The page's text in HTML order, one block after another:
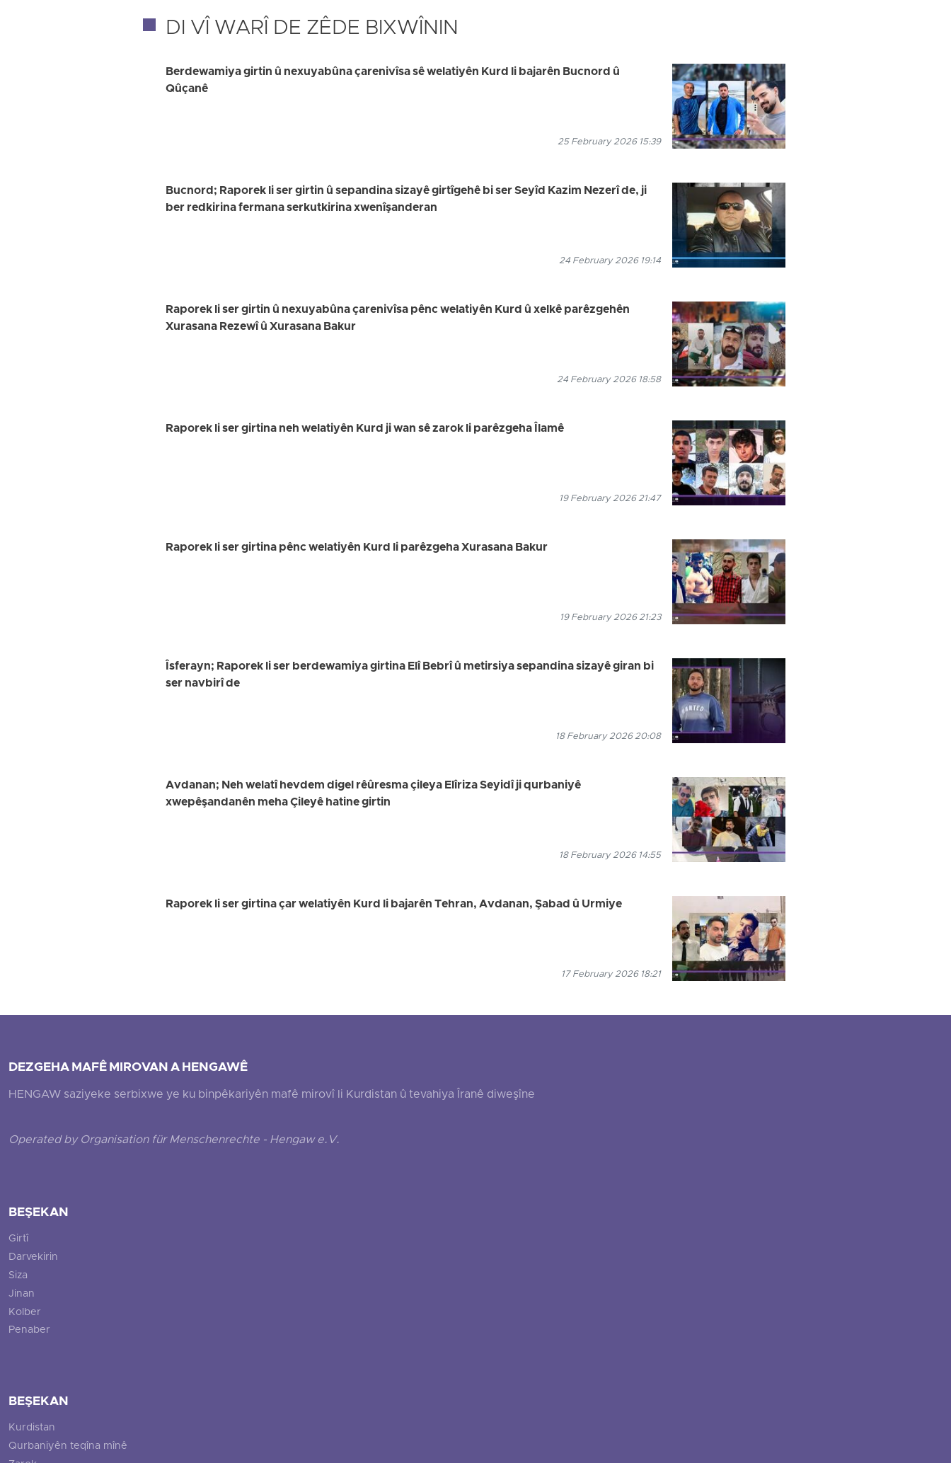
DI VÎ WARÎ DE ZÊDE BIXWÎNIN
Berdewamiya girtin û nexuyabûna çarenivîsa sê welatiyên Kurd li bajarên Bucnord û
Qûçanê
25 February 2026 15:39
Bucnord; Raporek li ser girtin û sepandina sizayê girtîgehê bi ser Seyîd Kazim Nezerî de, ji
ber redkirina fermana serkutkirina xwenîşanderan
24 February 2026 19:14
Raporek li ser girtin û nexuyabûna çarenivîsa pênc welatiyên Kurd û xelkê parêzgehên
Xurasana Rezewî û Xurasana Bakur
24 February 2026 18:58
Raporek li ser girtina neh welatiyên Kurd ji wan sê zarok li parêzgeha Îlamê
19 February 2026 21:47
Raporek li ser girtina pênc welatiyên Kurd li parêzgeha Xurasana Bakur
19 February 2026 21:23
Îsferayn; Raporek li ser berdewamiya girtina Elî Bebrî û metirsiya sepandina sizayê giran bi
ser navbirî de
18 February 2026 20:08
Avdanan; Neh welatî hevdem digel rêûresma çileya Elîriza Seyidî ji qurbaniyê
xwepêşandanên meha Çileyê hatine girtin
18 February 2026 14:55
Raporek li ser girtina çar welatiyên Kurd li bajarên Tehran, Avdanan, Şabad û Urmiye
17 February 2026 18:21
DEZGEHA MAFÊ MIROVAN A HENGAWÊ
HENGAW saziyeke serbixwe ye ku binpêkariyên mafê mirovî li Kurdistan û tevahiya Îranê diweşîne
Operated by Organisation für Menschenrechte - Hengaw e.V.
BEŞEKAN
Girtî
Darvekirin
Siza
Jinan
Kolber
Penaber
BEŞEKAN
Kurdistan
Qurbaniyên teqîna mînê